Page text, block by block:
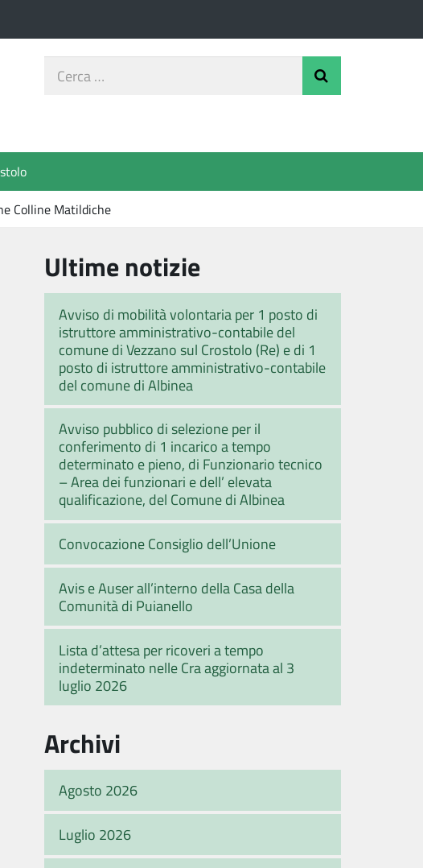
Cerca
Colline Matildiche
Ultime notizie
Avviso di mobilità volontaria per 1 posto di
istruttore amministrativo-contabile del
comune di Vezzano sul Crostolo (Re) e di 1
posto di istruttore amministrativo-contabile
del comune di Albinea
Avviso pubblico di selezione per il
conferimento di 1 incarico a tempo
determinato e pieno, di Funzionario tecnico
– Area dei funzionari e dell’ elevata
qualificazione, del Comune di Albinea
Convocazione Consiglio dell’Unione
Avis e Auser all’interno della Casa della
Comunità di Puianello
Lista d’attesa per ricoveri a tempo
indeterminato nelle Cra aggiornata al 3
luglio 2026
Archivi
Agosto 2026
Luglio 2026